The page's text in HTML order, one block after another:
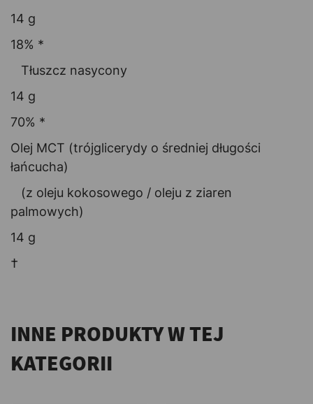
14 g
18% *
Tłuszcz nasycony
14 g
70% *
Olej MCT (trójglicerydy o średniej długości
łańcucha)
(z oleju kokosowego / oleju z ziaren
palmowych)
14 g
†
INNE PRODUKTY W TEJ
KATEGORII